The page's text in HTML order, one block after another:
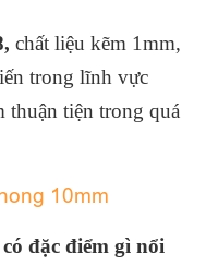
chất liệu kẽm 1mm,
trong lĩnh vực
thuận tiện trong quá
10mm
đặc điểm gì nổi